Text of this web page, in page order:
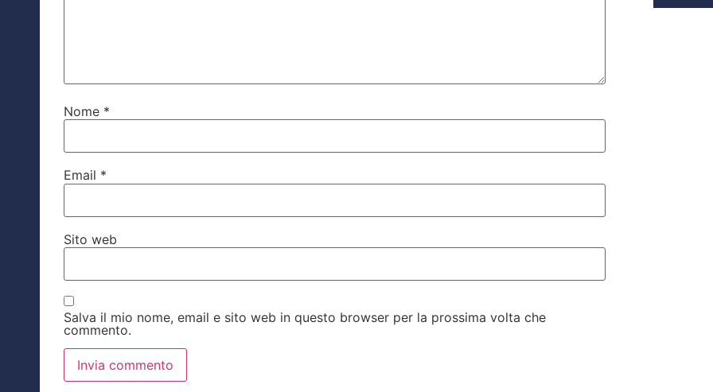
Nome *
Email *
Sito web
Salva il mio nome, email e sito web in questo browser per la prossima volta che
commento.